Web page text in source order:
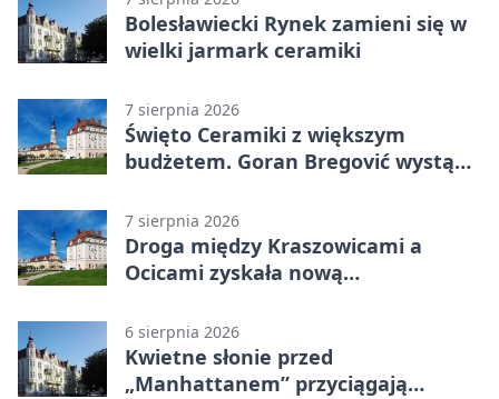
Bolesławiecki Rynek zamieni się w
wielki jarmark ceramiki
7 sierpnia 2026
Święto Ceramiki z większym
budżetem. Goran Bregović wystąpi
7 sierpnia 2026
Droga między Kraszowicami a
Ocicami zyskała nową
6 sierpnia 2026
Kwietne słonie przed
„Manhattanem” przyciągają